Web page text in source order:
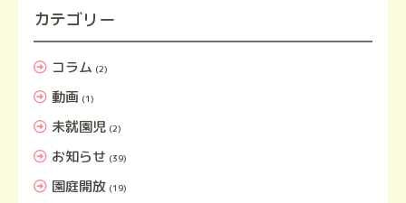
カテゴリー
コラム (2)
動画 (1)
未就園児(2)
お知らせ (39)
園庭開放 (19)